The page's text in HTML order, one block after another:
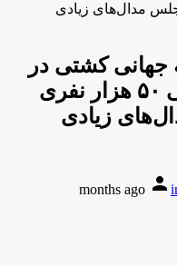
مدال‌های زیادی
جهانی کشتی در
ایران: باید استادیوم کشتی ۵۰ هزار نفری
زیادی
person